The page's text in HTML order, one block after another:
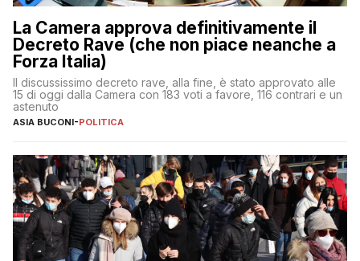
La Camera approva definitivamente il
Decreto Rave (che non piace neanche a
Forza Italia)
Il discussissimo decreto rave, alla fine, è stato approvato alle
15 di oggi dalla Camera con 183 voti a favore, 116 contrari e un
astenuto
ASIA BUCONI-POLITICA